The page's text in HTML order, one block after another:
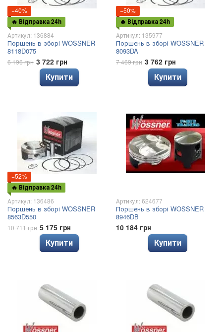
−40%
🔥 Відправка 24h
Артикул: 136884
Поршень в зборі WOSSNER
8118D075
6 196 грн 3 722 грн
Купити
−50%
🔥 Відправка 24h
Артикул: 135977
Поршень в зборі WOSSNER
8093DA
7 469 грн 3 762 грн
Купити
−52%
🔥 Відправка 24h
Артикул: 136486
Поршень в зборі WOSSNER
8563D550
10 711 грн 5 175 грн
Купити
Артикул: 624677
Поршень в зборі WOSSNER
8946DB
10 184 грн
Купити